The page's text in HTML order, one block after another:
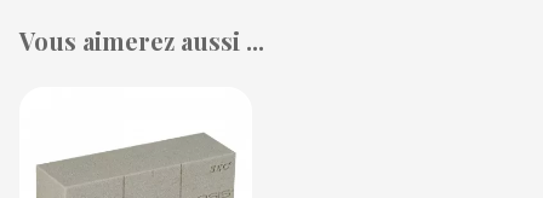
Vous aimerez aussi ...